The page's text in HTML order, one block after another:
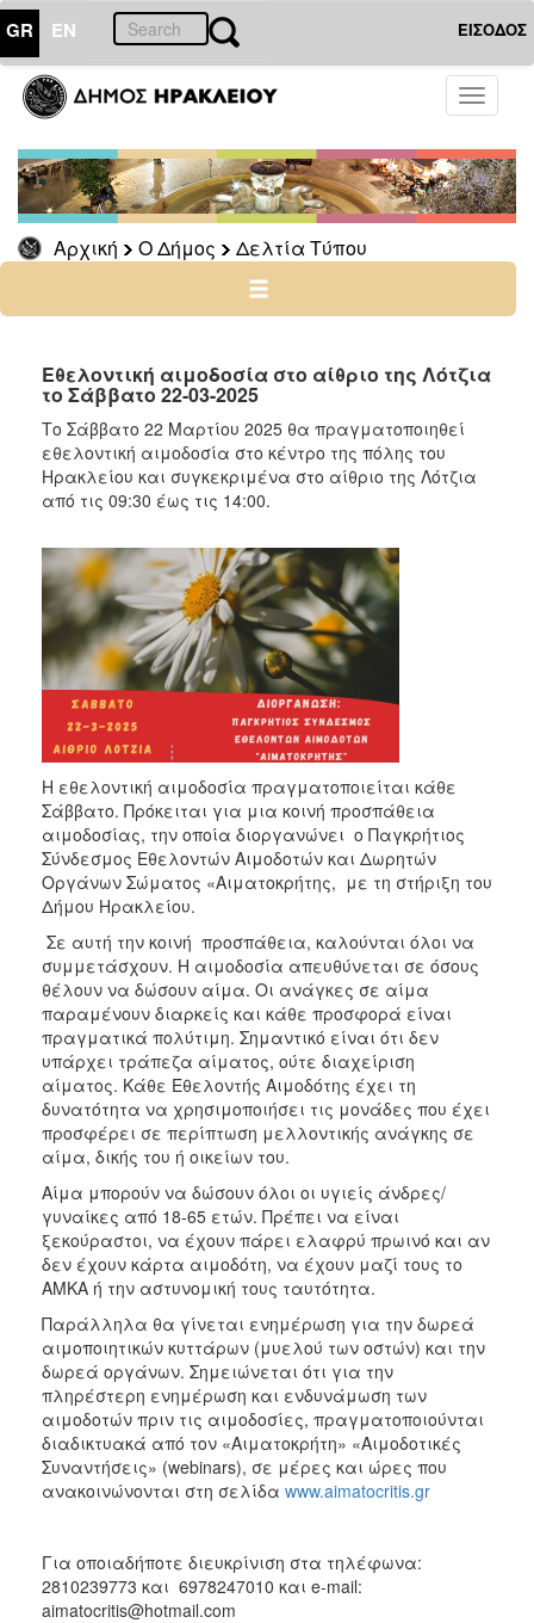
GR EN ΕΙΣΟΔΟΣ
Toggle
Αρχική Ο Δήμος Δελτία Τύπου
ΔΗΜΟΣ
Δελτία
Τύπου
Αρχείο
ΠΟΛΙΤΙΣΜΟΣ
ΑΝΘΕΚΤΙΚΗ
ΠΟΛΗ
Εθελοντική αιμοδοσία στο αίθριο της Λότζια
το Σάββατο 22-03-2025
Το Σάββατο 22 Μαρτίου 2025 θα πραγματοποιηθεί
εθελοντική αιμοδοσία στο κέντρο της πόλης του
Ηρακλείου και συγκεκριμένα στο αίθριο της Λότζια
από τις 09:30 έως τις 14:00.
Η εθελοντική αιμοδοσία πραγματοποιείται κάθε
Σάββατο. Πρόκειται για μια κοινή προσπάθεια
αιμοδοσίας, την οποία διοργανώνει ο Παγκρήτιος
Σύνδεσμος Εθελοντών Αιμοδοτών και Δωρητών
Οργάνων Σώματος «Αιματοκρήτης, με τη στήριξη του
Δήμου Ηρακλείου.
Σε αυτή την κοινή προσπάθεια, καλούνται όλοι να
συμμετάσχουν. Η αιμοδοσία απευθύνεται σε όσους
θέλουν να δώσουν αίμα. Οι ανάγκες σε αίμα
παραμένουν διαρκείς και κάθε προσφορά είναι
πραγματικά πολύτιμη. Σημαντικό είναι ότι δεν
υπάρχει τράπεζα αίματος, ούτε διαχείριση
αίματος. Κάθε Εθελοντής Αιμοδότης έχει τη
δυνατότητα να χρησιμοποιήσει τις μονάδες που έχει
προσφέρει σε περίπτωση μελλοντικής ανάγκης σε
αίμα, δικής του ή οικείων του.
Αίμα μπορούν να δώσουν όλοι οι υγιείς άνδρες/
γυναίκες από 18-65 ετών. Πρέπει να είναι
ξεκούραστοι, να έχουν πάρει ελαφρύ πρωινό και αν
δεν έχουν κάρτα αιμοδότη, να έχουν μαζί τους το
ΑΜΚΑ ή την αστυνομική τους ταυτότητα.
Παράλληλα θα γίνεται ενημέρωση για την δωρεά
αιμοποιητικών κυττάρων (μυελού των οστών) και την
δωρεά οργάνων. Σημειώνεται ότι για την
πληρέστερη ενημέρωση και ενδυνάμωση των
αιμοδοτών πριν τις αιμοδοσίες, πραγματοποιούνται
διαδικτυακά από τον «Αιματοκρήτη» «Αιμοδοτικές
Συναντήσεις» (webinars), σε μέρες και ώρες που
ανακοινώνονται στη σελίδα www.aimatocritis.gr
Για οποιαδήποτε διευκρίνιση στα τηλέφωνα:
2810239773 και 6978247010 και e-mail:
aimatocritis@hotmail.com